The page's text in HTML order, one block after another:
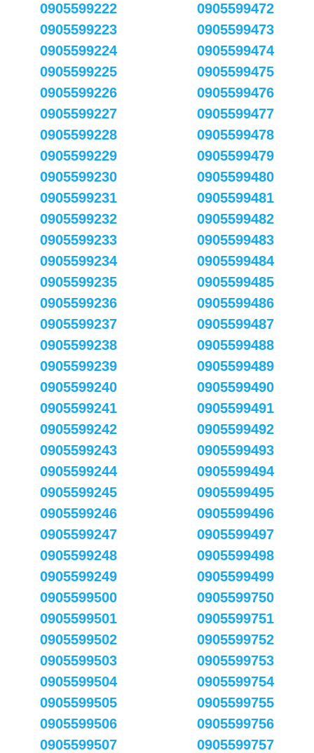
0905599222
0905599223
0905599224
0905599225
0905599226
0905599227
0905599228
0905599229
0905599230
0905599231
0905599232
0905599233
0905599234
0905599235
0905599236
0905599237
0905599238
0905599239
0905599240
0905599241
0905599242
0905599243
0905599244
0905599245
0905599246
0905599247
0905599248
0905599249
0905599472
0905599473
0905599474
0905599475
0905599476
0905599477
0905599478
0905599479
0905599480
0905599481
0905599482
0905599483
0905599484
0905599485
0905599486
0905599487
0905599488
0905599489
0905599490
0905599491
0905599492
0905599493
0905599494
0905599495
0905599496
0905599497
0905599498
0905599499
0905599500
0905599501
0905599502
0905599503
0905599504
0905599505
0905599506
0905599507
0905599750
0905599751
0905599752
0905599753
0905599754
0905599755
0905599756
0905599757